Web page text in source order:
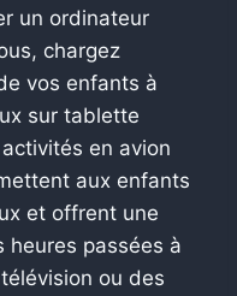
un ordinateur
chargez
vos enfants à
sur tablette
en avion
aux enfants
et offrent une
heures passées à
ou des